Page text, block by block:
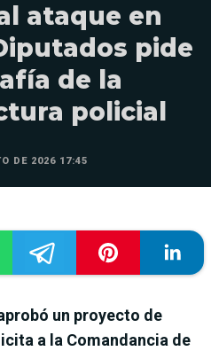
ataque en
pide
de la
policial
DE 2026 17:45
un proyecto de
a la Comandancia de